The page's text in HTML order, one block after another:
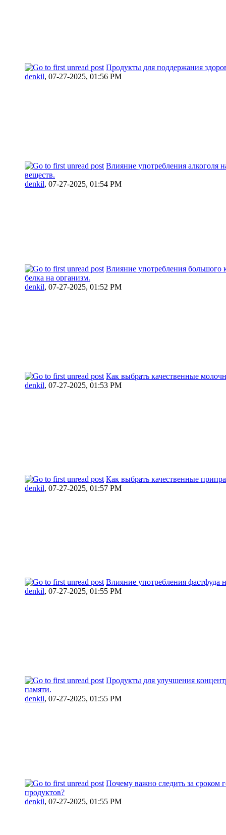
Продукты для поддержания
denkil, 07-27-2025, 01:56 PM
Влияние употребления алкоголя
веществ.
denkil, 07-27-2025, 01:54 PM
Влияние употребления большого
белка на организм.
denkil, 07-27-2025, 01:52 PM
Как выбрать качественные
denkil, 07-27-2025, 01:53 PM
Как выбрать качественные
denkil, 07-27-2025, 01:57 PM
Влияние употребления фастфуда
denkil, 07-27-2025, 01:55 PM
Продукты для улучшения
памяти.
denkil, 07-27-2025, 01:55 PM
Почему важно следить за сроком
продуктов?
denkil, 07-27-2025, 01:55 PM